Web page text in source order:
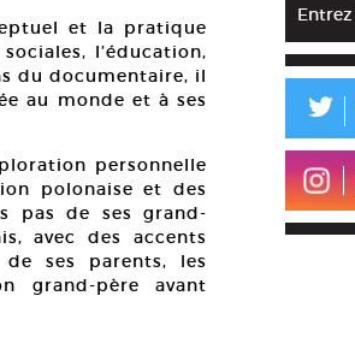
et la pratique
l’éducation,
du documentaire, il
au monde et à ses
personnelle
polonaise et des
pas de ses grand-
avec des accents
ses parents, les
grand-père avant
L